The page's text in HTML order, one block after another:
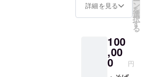
発送時
月、10
月、
2020年
1月を予
ンクス
レター
をお送
す。 ※
広告、
ロゴス
テッ
ターン
不要で
も支援
い！と
いう方
向けに
ご用意
詳細を見る ン
を
選
択
す
る
100
,00
0 円